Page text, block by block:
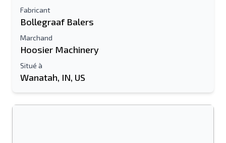
Fabricant
Bollegraaf Balers
Marchand
Hoosier Machinery
Situé à
Wanatah, IN, US